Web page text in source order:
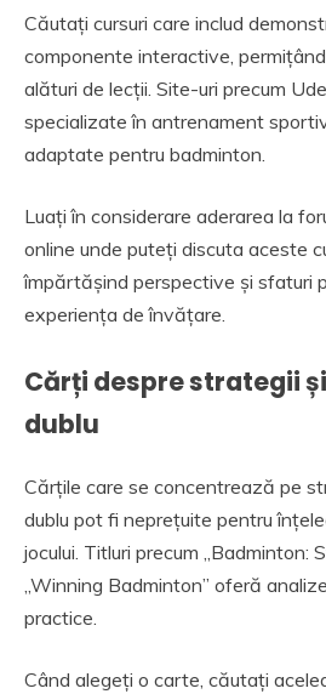
Căutați cursuri care includ
componente interactive,
alături de lecții. Site-uri precum
specializate în antrenament
adaptate pentru badminton.
Luați în considerare aderarea la
online unde puteți discuta aceste
împărtășind perspective și sfaturi
experiența de învățare.
Cărți despre strategii
dublu
Cărțile care se concentrează pe
dublu pot fi neprețuite pentru
jocului. Titluri precum „Badminton:
„Winning Badminton” oferă
practice.
Când alegeți o carte, căutați